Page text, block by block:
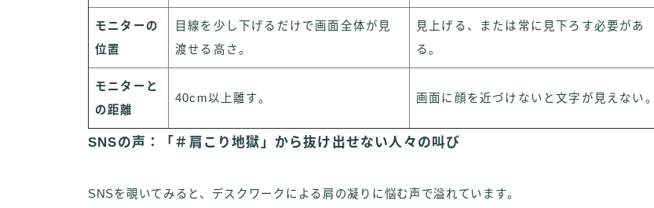
モニターの
位置
目線を少し下げるだけで画面全体が見
渡せる高さ。
見上げる、または常に見下ろす必要があ
る。
モニターと
の距離
40cm以上離す。 画面に顔を近づけないと文字が見えない。
SNSの声：「＃肩こり地獄」から抜け出せない人々の叫び
SNSを覗いてみると、デスクワークによる肩の凝りに悩む声で溢れています。